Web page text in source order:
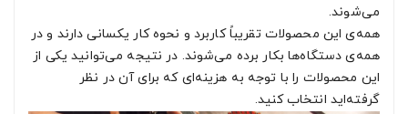
می‌شوند.
همه‌ی این محصولات تقریباً کاربرد و نحوه کار یکسانی دارند و در
همه‌ی دستگاه‌ها بکار برده می‌شوند. در نتیجه می‌توانید یکی از
این محصولات را با توجه به هزینه‌‌ای که برای آن در نظر
گرفته‌اید انتخاب کنید.